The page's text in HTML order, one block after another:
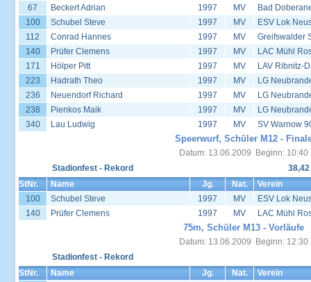
67
Beckert Adrian 1997 MV
Bad
100
Schubel Steve 1997 MV
ESV Lok
112
Conrad Hannes 1997 MV
Greifswalder
140
Prüfer Clemens 1997 MV
LAC Mühl
171
Hölper Pitt 1997 MV
LAV Ribnitz-
223
Hadrath Theo 1997 MV
LG
236
Neuendorf Richard 1997 MV
LG
238
Pienkos Maik 1997 MV
LG
340
Lau Ludwig 1997 MV SV Warnow
Speerwurf, Schüler M12 -
Datum: 13.06.2009 Beginn: 10:40
Stadionfest - Rekord
38,42
StNr.
Name Jg. Nat.
Verein
100
Schubel Steve 1997 MV
ESV Lok
140
Prüfer Clemens 1997 MV LAC Mühl
75m, Schüler M13 - Vorläufe
Datum: 13.06.2009 Beginn: 12:30
Stadionfest - Rekord
StNr.
Name Jg. Nat.
Verein